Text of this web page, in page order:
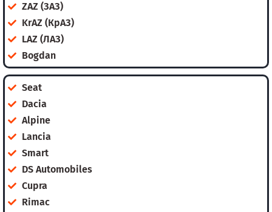
ZAZ (ЗАЗ)
KrAZ (КрАЗ)
LAZ (ЛАЗ)
Bogdan
Seat
Dacia
Alpine
Lancia
Smart
DS Automobiles
Cupra
Rimac